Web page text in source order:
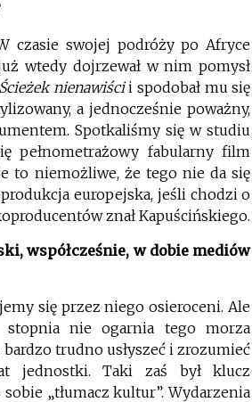
czasie swojej podróży po Afryce
wtedy dojrzewał w nim pomysł
Ścieżek nienawiścii spodobał mu się
a jednocześnie poważny,
Spotkaliśmy się w studiu
pełnometrażowy fabularny film
to niemożliwe, że tego nie da się
europejska, jeśli chodzi o
znał Kapuścińskiego.
współcześnie, w dobie mediów
się przez niego osieroceni. Ale
nie ogarnia tego morza
trudno usłyszeć i zrozumieć
jednostki. Taki zaś był klucz
„tłumacz kultur”. Wydarzenia